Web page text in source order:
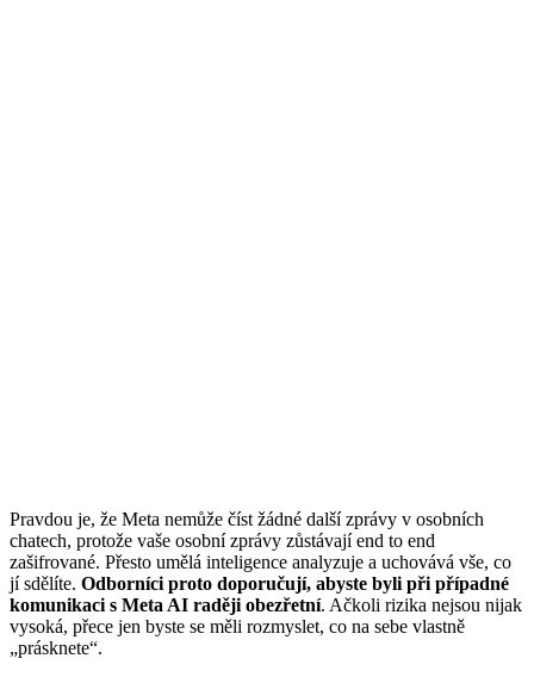
Pravdou je, že Meta nemůže číst žádné další zprávy v osobních
chatech, protože vaše osobní zprávy zůstávají end to end
zašifrované. Přesto umělá inteligence analyzuje a uchovává vše, co
jí sdělíte. Odborníci proto doporučují, abyste byli při případné
komunikaci s Meta AI raději obezřetní. Ačkoli rizika nejsou nijak
vysoká, přece jen byste se měli rozmyslet, co na sebe vlastně
„prásknete“.